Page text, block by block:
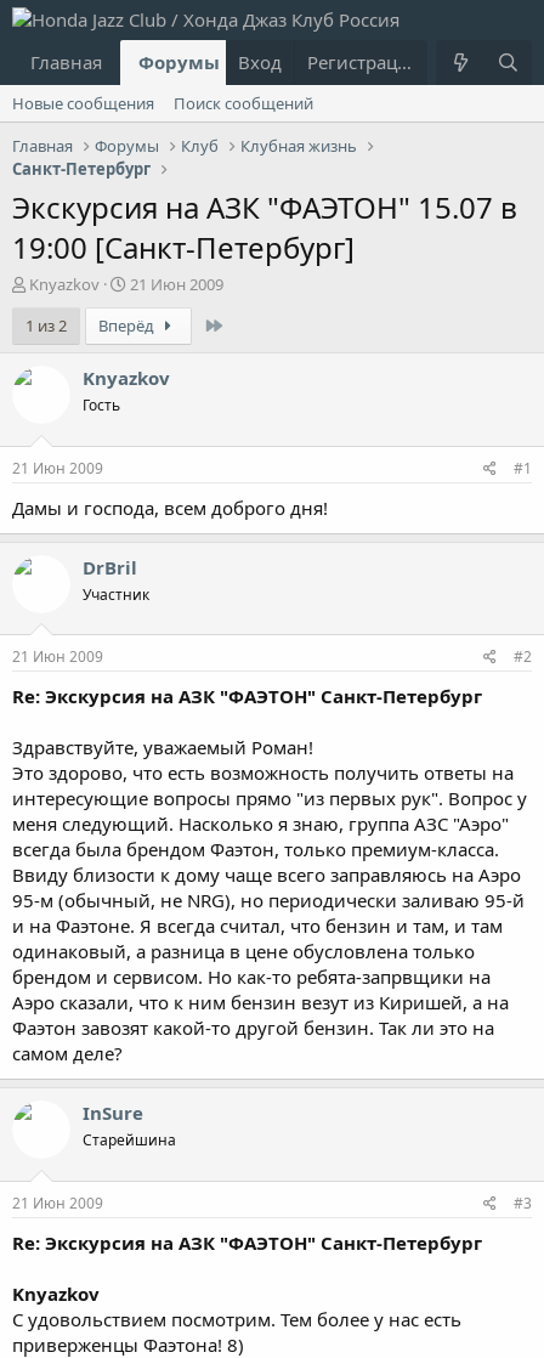
Главная Форумы Что нового?
Вход Регистрация
Новые сообщения
Поиск сообщений
Главная
Форумы Клуб
Клубная жизнь
Санкт-Петербург
Экскурсия на АЗК "ФАЭТОН" 15.07 в
19:00 [Санкт-Петербург]
А
т
о
р
т
ы
Knyazkov
Д
а
т
а
н
а
21 Июн 2009
1 из 2
Вперёд
Knyazkov
Гость
21 Июн 2009 #1
Дамы и господа, всем доброго дня!
DrBril
Участник
21 Июн 2009 #2
Re: Экскурсия на АЗК "ФАЭТОН" Санкт-Петербург
Здравствуйте, уважаемый Роман!
Это здорово, что есть возможность получить ответы на
интересующие вопросы прямо "из первых рук". Вопрос у
меня следующий. Насколько я знаю, группа АЗС "Аэро"
всегда была брендом Фаэтон, только премиум-класса.
Ввиду близости к дому чаще всего заправляюсь на Аэро
95-м (обычный, не NRG), но периодически заливаю 95-й
и на Фаэтоне. Я всегда считал, что бензин и там, и там
одинаковый, а разница в цене обусловлена только
брендом и сервисом. Но как-то ребята-запрвщики на
Аэро сказали, что к ним бензин везут из Киришей, а на
Фаэтон завозят какой-то другой бензин. Так ли это на
самом деле?
InSure
Старейшина
21 Июн 2009 #3
Re: Экскурсия на АЗК "ФАЭТОН" Санкт-Петербург
Knyazkov
С удовольствием посмотрим. Тем более у нас есть
приверженцы Фаэтона! 8)